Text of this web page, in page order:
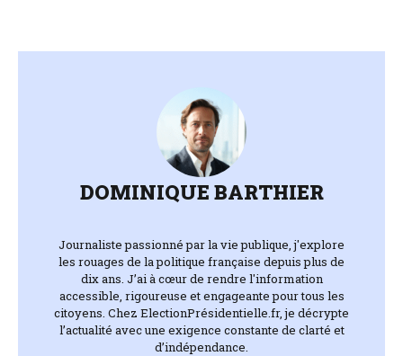
DOMINIQUE BARTHIER
Journaliste passionné par la vie publique, j'explore
les rouages de la politique française depuis plus de
dix ans. J’ai à cœur de rendre l'information
accessible, rigoureuse et engageante pour tous les
citoyens. Chez ElectionPrésidentielle.fr, je décrypte
l’actualité avec une exigence constante de clarté et
d’indépendance.